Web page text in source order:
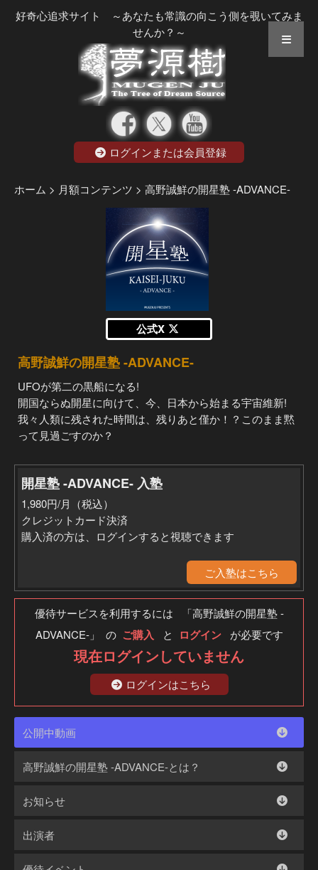
好奇心追求サイト ～あなたも常識の向こう側を覗いてみま
せんか？～
ログインまたは会員登録
ホーム > 月額コンテンツ > 高野誠鮮の開星塾 -ADVANCE-
公式X
高野誠鮮の開星塾 -ADVANCE-
UFOが第二の黒船になる!
開国ならぬ開星に向けて、今、日本から始まる宇宙維新!
我々人類に残された時間は、残りあと僅か！？このまま黙
って見過ごすのか？
開星塾 -ADVANCE- 入塾
1,980円/月（税込）
クレジットカード決済
購入済の方は、ログインすると視聴できます
ご入塾はこちら
優待サービスを利用するには 「高野誠鮮の開星塾 -
ADVANCE-」 の ご購入 と ログインが必要です
現在ログインしていません
ログインはこちら
公開中動画
高野誠鮮の開星塾 -ADVANCE-とは？
お知らせ
出演者